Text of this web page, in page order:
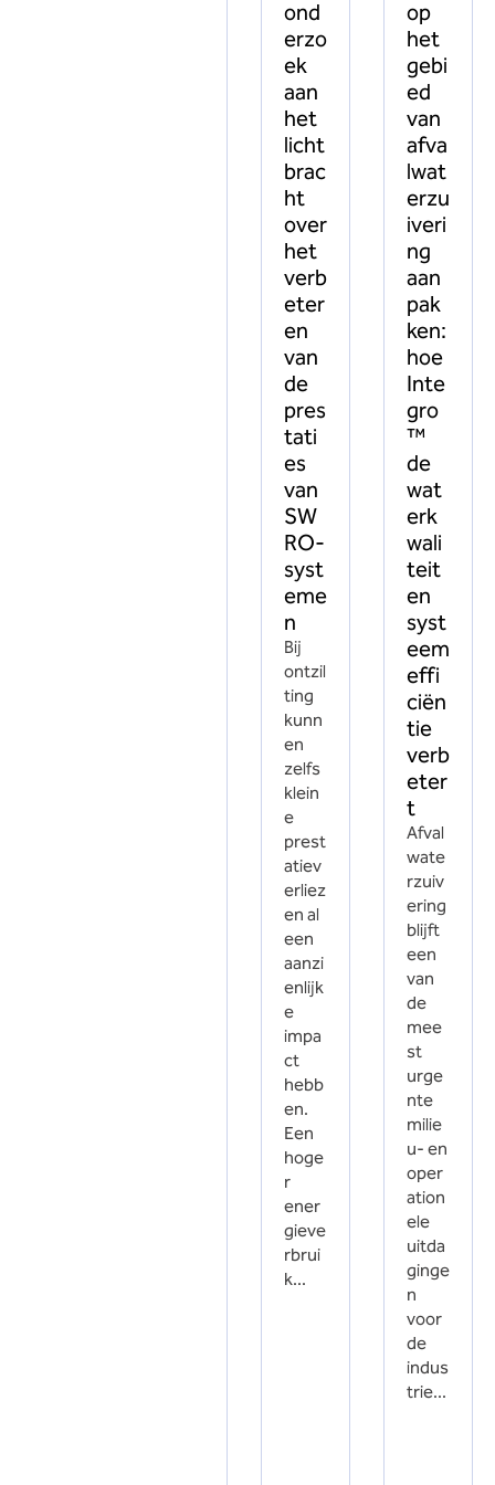
ond
erzo
ek
aan
het
licht
brac
ht
over
het
verb
eter
en
van
de
pres
tati
es
van
SW
RO-
syst
eme
n
Bij
ontzil
ting
kunn
en
zelfs
klein
e
prest
atiev
erliez
en al
een
aanzi
enlijk
e
impa
ct
hebb
en.
Een
hoge
r
ener
gieve
rbrui
k...
op
het
gebi
ed
van
afva
lwat
erzu
iveri
ng
aan
pak
ken:
hoe
Inte
gro
™
de
wat
erk
wali
teit
en
syst
eem
effi
ciën
tie
verb
eter
t
Afval
wate
rzuiv
ering
blijft
een
van
de
mee
st
urge
nte
milie
u- en
oper
ation
ele
uitda
ginge
n
voor
de
indus
trie...